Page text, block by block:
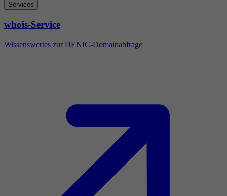
Services
whois-Service
Wissenswertes zur DENIC-Domainabfrage